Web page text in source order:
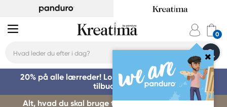
20% på alle lærreder! Log på for at benytte dig af
tilbuddet »
Alt, hvad du skal bruge til kursusstart – køb her »